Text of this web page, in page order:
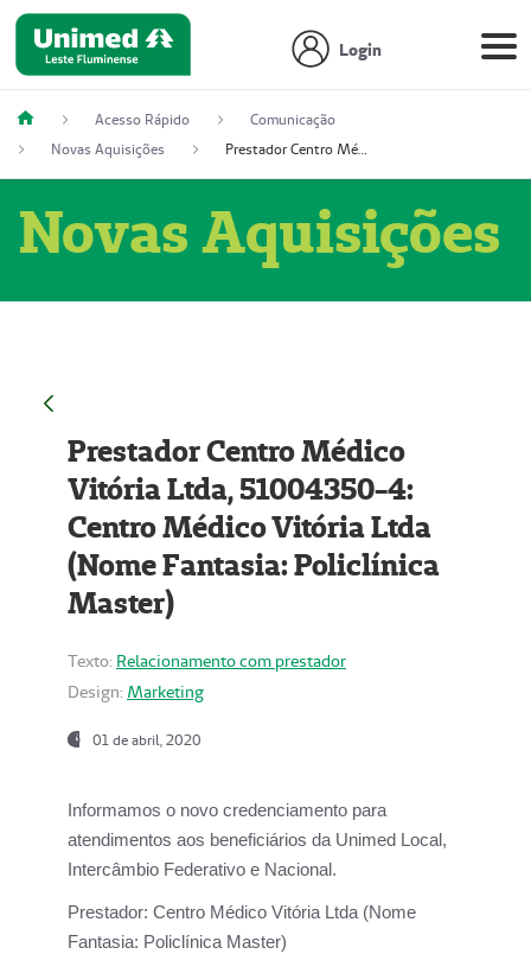
Login
Acesso Rápido
Comunicação
Novas Aquisições
Prestador Centro Médico Vitória Ltda, 51004350-4: Centro Médico Vitória Ltda (Nome Fantasia: Policlínica Master)
Novas Aquisições
Prestador Centro Médico
Vitória Ltda, 51004350-4:
Centro Médico Vitória Ltda
(Nome Fantasia: Policlínica
Master)
Texto: Relacionamento com prestador
Design: Marketing
01 de abril, 2020
Informamos o novo credenciamento para
atendimentos aos beneficiários da Unimed Local,
Intercâmbio Federativo e Nacional.
Prestador: Centro Médico Vitória Ltda (Nome
Fantasia: Policlínica Master)